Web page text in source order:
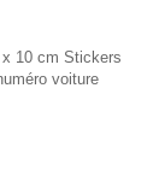
10 cm Stickers
voiture